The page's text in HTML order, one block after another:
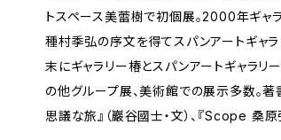
トスペース美蕾樹で初個展。2000年ギャ
種村季弘の序文を得てスパンアートギャ
末にギャラリー椿とスパンアートギャラリ
の他グループ展、美術館での展示多数。著
思議な旅』（巖谷國士・文）、『Scope 桑原